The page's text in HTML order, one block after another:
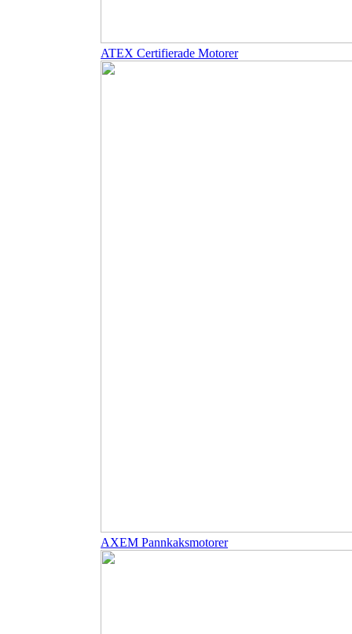
ATEX Certifierade Motorer
AXEM Pannkaksmotorer